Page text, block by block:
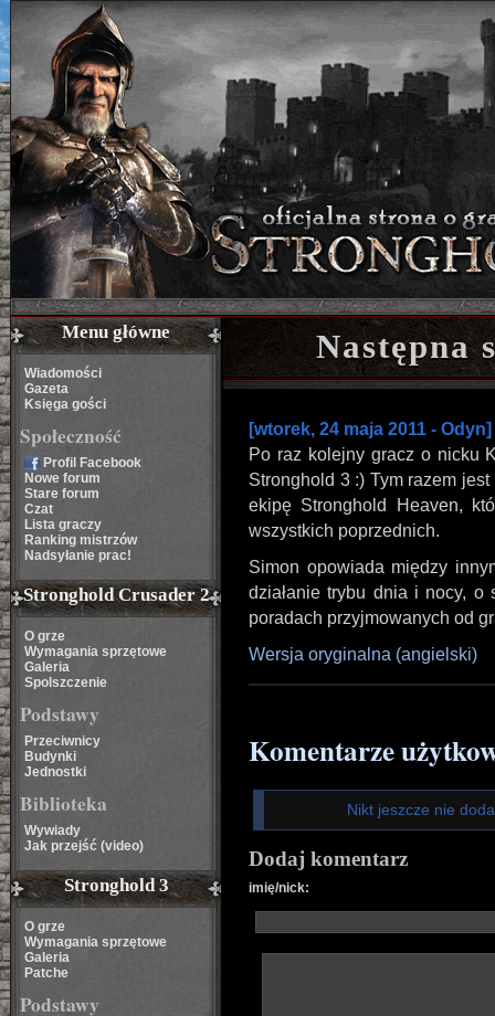
Menu główne
Wiadomości
Gazeta
Księga gości
Społeczność
Profil Facebook
Nowe forum
Stare forum
Czat
Lista graczy
Ranking mistrzów
Nadsyłanie prac!
Stronghold Crusader 2
O grze
Wymagania sprzętowe
Galeria
Spolszczenie
Podstawy
Przeciwnicy
Budynki
Jednostki
Biblioteka
Wywiady
Jak przejść (video)
Stronghold 3
O grze
Wymagania sprzętowe
Galeria
Patche
Podstawy
Następna
[wtorek, 24 maja 2011 - Odyn]
Po raz kolejny gracz o nicku
Stronghold 3 :) Tym razem
ekipę Stronghold Heaven,
wszystkich poprzednich.
Simon opowiada między
działanie trybu dnia i nocy,
poradach przyjmowanych od
Wersja oryginalna (angielski)
Komentarze
Nikt jeszcze nie
Dodaj komentarz
imię/nick: